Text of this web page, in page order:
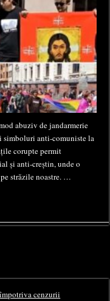
abuziv de jandarmerie
simboluri anti-comuniste la
corupte permit
și anti-creștin, unde o
străzile noastre. …
cenzurii